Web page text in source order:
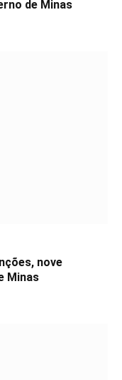
de Minas
nove
Minas